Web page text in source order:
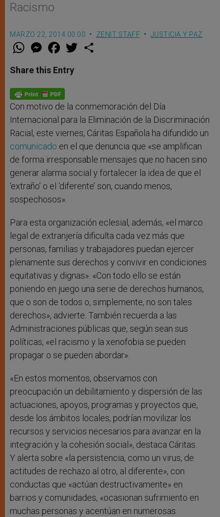
Racismo
MARZO 22, 2014 00:00 ZENIT STAFF JUSTICIA Y PAZ
W
t
s
p
p
M
e
s
e
g
e
r
F
a
e
b
o
k
w
Share this Entry
Con motivo de la conmemoración del Día
Internacional para la Eliminación de la Discriminación
Racial, este viernes, Cáritas Española ha difundido un
comunicado en el que denuncia que «se amplifican
de forma irresponsable mensajes que no hacen sino
generar alarma social y fortalecer la idea de que el
‘extraño’ o el ‘diferente’ son, cuando menos,
sospechosos».
Para esta organización eclesial, además, «el marco
legal de extranjería dificulta cada vez más que
personas, familias y trabajadores puedan ejercer
plenamente sus derechos y convivir en condiciones
equitativas y dignas». «Con todo ello se están
poniendo en juego una serie de derechos humanos,
que o son de todos o, simplemente, no son tales
derechos», advierte. También recuerda a las
Administraciones públicas que, según sean sus
políticas, «el racismo y la xenofobia se pueden
propagar o se pueden abordar».
«En estos momentos, observamos con
preocupación un debilitamiento y dispersión de las
actuaciones, apoyos, programas y proyectos que,
desde los ámbitos locales, podrían movilizar los
recursos y servicios necesarios para avanzar en la
integración y la cohesión social», destaca Cáritas.
Y alerta sobre «la persistencia, como un virus, de
actitudes de rechazo al otro, al diferente», con
conductas que «actúan destructivamente» en
barrios y comunidades, «ocasionan sufrimiento en
muchas personas y acentúan en numerosas